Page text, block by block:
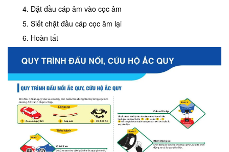
Đặt đầu cáp âm vào cọc âm
Siết chặt đầu cáp cọc âm lại
Hoàn tất